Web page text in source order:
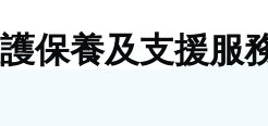
保養及支援服